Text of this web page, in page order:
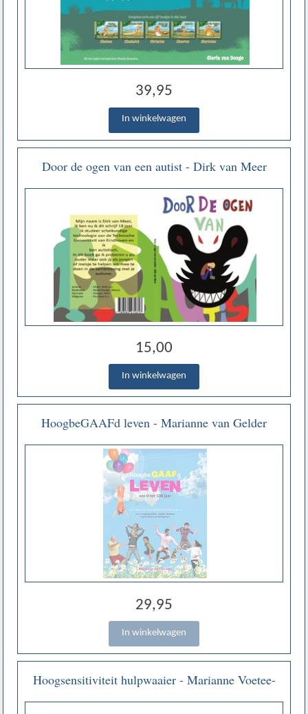
39,95
Door de ogen van een autist - Dirk van Meer
15,00
HoogbeGAAFd leven - Marianne van Gelder
29,95
Hoogsensitiviteit hulpwaaier - Marianne Voetee-
Dibbink